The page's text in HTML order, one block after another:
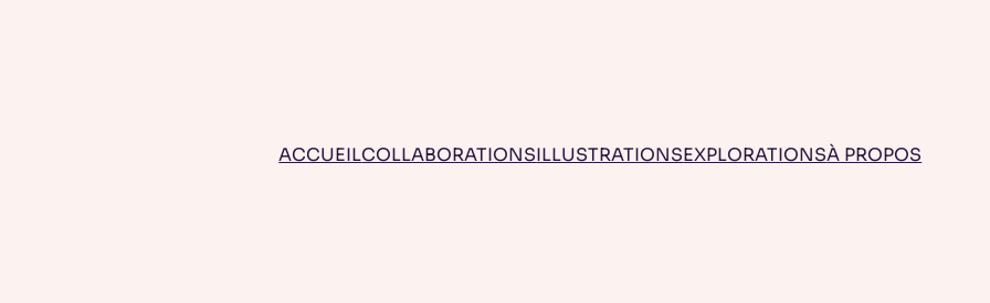
ACCUEILCOLLABORATIONSILLUSTRATIONSEXPLORATIONSÀ PROPOS